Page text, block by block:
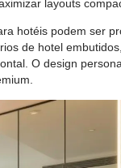
layouts
hotéis podem ser
de hotel
O design